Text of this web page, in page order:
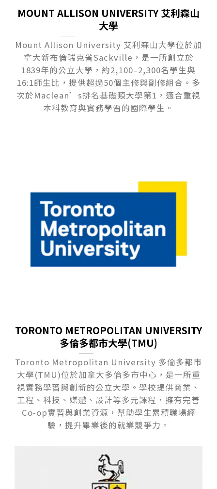
MOUNT ALLISON UNIVERSITY 艾利森山
大學
Mount Allison University 艾利森山大學位於加
拿大新布倫瑞克省Sackville，是一所創立於
1839年的公立大學，約2,100–2,300名學生與
16:1師生比，提供超過50個主修與副修組合。多
次於Maclean’s排名基礎類大學第1，適合重視
本科教育與實務學習的國際學生。
TORONTO METROPOLITAN UNIVERSITY
多倫多都市大學(TMU)
Toronto Metropolitan University 多倫多都市
大學(TMU)位於加拿大多倫多市中心，是一所重
視實務學習與創新的公立大學。學校提供商業、
工程、科技、媒體、設計等多元課程，擁有完善
Co-op實習與創業資源，幫助學生累積職場經
驗，提升畢業後的就業競爭力。